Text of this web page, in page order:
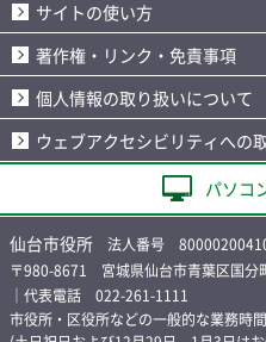
サイトの使い方
著作権・リンク・免責事項
個人情報の取り扱いについて
ウェブアクセシビリティへの
パソコ
仙台市役所 法人番号
〒980-8671 宮城県仙台市青葉区国分
｜代表電話 022-261-1111
市役所・区役所などの一般的な業務時